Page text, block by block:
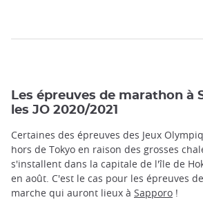
Les épreuves de marathon à
les JO 2020/2021
Certaines des épreuves des Jeux
hors de Tokyo en raison des grosses
s'installent dans la capitale de l'île de
en août. C'est le cas pour les épreuves
marche qui auront lieux à Sapporo !